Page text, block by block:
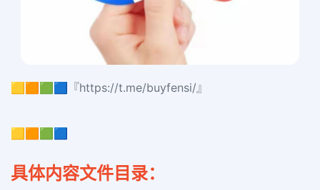
🟨🟧🟩🟦『https://t.me/buyfensi/』
🟨🟧🟩🟦
具体内容文件目录：